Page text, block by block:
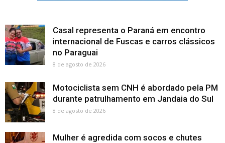
Casal representa o Paraná em encontro
internacional de Fuscas e carros clássicos
no Paraguai
8 de agosto de 2026
Motociclista sem CNH é abordado pela PM
durante patrulhamento em Jandaia do Sul
8 de agosto de 2026
Mulher é agredida com socos e chutes